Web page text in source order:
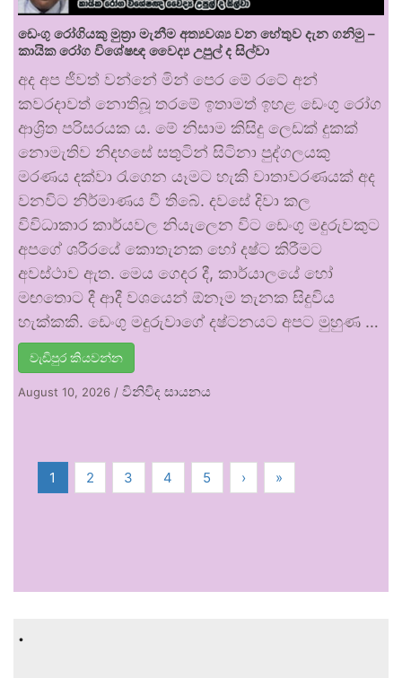
ඩෙංගු රෝගියකු ⁣මුත්‍රා මැනීම අත්‍යවශ්‍ය වන හේතුව දැන ගනිමු –
කායික රෝග විශේෂඥ වෛද්‍ය උපුල් ද සිල්වා
අද අප ජීවත් වන්නේ මින් පෙර මේ රටේ අන්
කවරදාවත් නොතිබූ තරමේ ඉතාමත් ඉහළ ඩෙංගු රෝග
ආශ්‍රිත පරිසරයක ය. මේ නිසාම කිසිදු ලෙඩක් දුකක්
නොමැතිව නිදහසේ සතුටින් සිටිනා පුද්ගලයකු
මරණය දක්වා රැගෙන යෑමට හැකි වාතාවරණයක් අද
වනවිට නිර්මාණය වී තිබේ. දවසේ දිවා කල
විවිධාකාර කාර්යවල නියැලෙන විට ඩෙංගු මදුරුවකුට
අපගේ ශරීරයේ කොතැනක හෝ දෂ්ට කිරීමට
අවස්ථාව ඇත. මෙය ගෙදර දී, කාර්යාලයේ හෝ
මඟතොට දී ආදී වශයෙන් ඕනෑම තැනක සිදුවිය
හැක්කකි. ඩෙංගු මදුරුවාගේ දෂ්ටනයට අපට මුහුණ …
වැඩිපුර කියවන්න
August 10, 2026 / විනිවිද සායනය
1 2 3 4 5 › »
.